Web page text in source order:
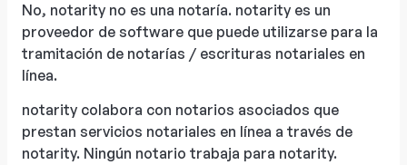
No, notarity no es una notaría. notarity es un
proveedor de software que puede utilizarse para la
tramitación de notarías / escrituras notariales en
línea.
notarity colabora con notarios asociados que
prestan servicios notariales en línea a través de
notarity. Ningún notario trabaja para notarity.